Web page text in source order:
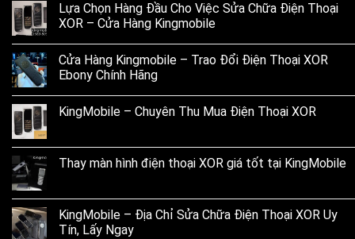
Lựa Chọn Hàng Đầu Cho Việc Sửa Chữa Điện Thoại
XOR – Cửa Hàng Kingmobile
Cửa Hàng Kingmobile – Trao Đổi Điện Thoại XOR
Ebony Chính Hãng
KingMobile – Chuyên Thu Mua Điện Thoại XOR
Thay màn hình điện thoại XOR giá tốt tại KingMobile
KingMobile – Địa Chỉ Sửa Chữa Điện Thoại XOR Uy
Tín, Lấy Ngay